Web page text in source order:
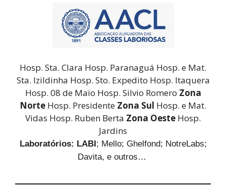
Hosp. Sta. Clara Hosp. Paranaguá Hosp. e Mat.
Sta. Izildinha Hosp. Sto. Expedito Hosp. Itaquera
Hosp. 08 de Maio Hosp. Silvio Romero Zona
Norte Hosp. Presidente Zona Sul Hosp. e Mat.
Vidas Hosp. Ruben Berta Zona Oeste Hosp.
Jardins
Laboratórios: LABI; Mello; Ghelfond; NotreLabs;
Davita, e outros…